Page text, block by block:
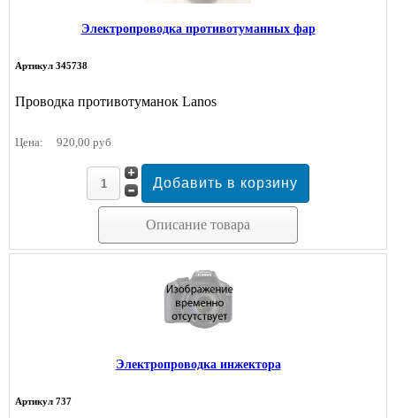
Электропроводка противотуманных фар
Артикул 345738
Проводка противотуманок Lanos
Цена: 920,00 руб
Описание товара
Электропроводка инжектора
Артикул 737